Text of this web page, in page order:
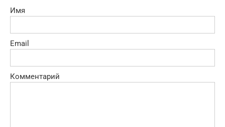
Имя
Email
Комментарий